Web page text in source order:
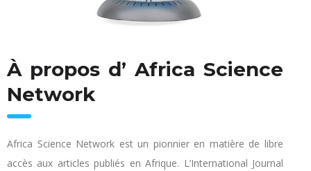
À propos d’ Africa Science
Network
Africa Science Network est un pionnier en matière de libre
accès aux articles publiés en Afrique. L’International Journal